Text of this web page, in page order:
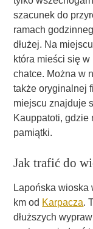
szacunek do
ramach
dłużej. Na
która mieści się w
chatce. Można w
także oryginalnej
miejscu znajduje
Kauppatoti, gdzie
pamiątki.
Jak trafić do
Lapońska wioska
km od Karpacza.
dłuższych